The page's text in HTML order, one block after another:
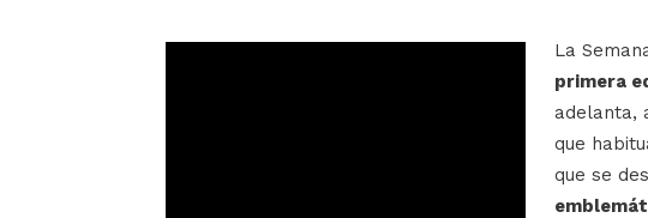
La
primera
adelanta,
que
que se